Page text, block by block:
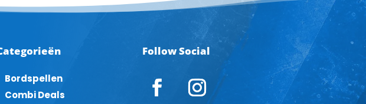
Bordspellen
Combi Deals
Follow Social